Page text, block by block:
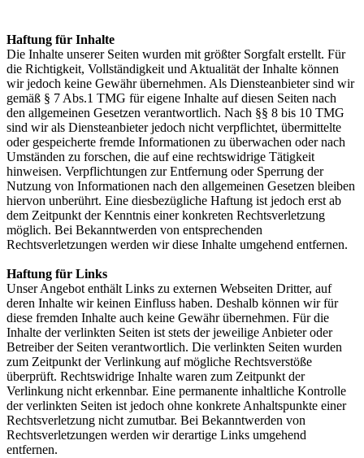
Haftung für Inhalte
Die Inhalte unserer Seiten wurden mit größter Sorgfalt erstellt. Für
die Richtigkeit, Vollständigkeit und Aktualität der Inhalte können
wir jedoch keine Gewähr übernehmen. Als Diensteanbieter sind wir
gemäß § 7 Abs.1 TMG für eigene Inhalte auf diesen Seiten nach
den allgemeinen Gesetzen verantwortlich. Nach §§ 8 bis 10 TMG
sind wir als Diensteanbieter jedoch nicht verpflichtet, übermittelte
oder gespeicherte fremde Informationen zu überwachen oder nach
Umständen zu forschen, die auf eine rechtswidrige Tätigkeit
hinweisen. Verpflichtungen zur Entfernung oder Sperrung der
Nutzung von Informationen nach den allgemeinen Gesetzen bleiben
hiervon unberührt. Eine diesbezügliche Haftung ist jedoch erst ab
dem Zeitpunkt der Kenntnis einer konkreten Rechtsverletzung
möglich. Bei Bekanntwerden von entsprechenden
Rechtsverletzungen werden wir diese Inhalte umgehend entfernen.
Haftung für Links
Unser Angebot enthält Links zu externen Webseiten Dritter, auf
deren Inhalte wir keinen Einfluss haben. Deshalb können wir für
diese fremden Inhalte auch keine Gewähr übernehmen. Für die
Inhalte der verlinkten Seiten ist stets der jeweilige Anbieter oder
Betreiber der Seiten verantwortlich. Die verlinkten Seiten wurden
zum Zeitpunkt der Verlinkung auf mögliche Rechtsverstöße
überprüft. Rechtswidrige Inhalte waren zum Zeitpunkt der
Verlinkung nicht erkennbar. Eine permanente inhaltliche Kontrolle
der verlinkten Seiten ist jedoch ohne konkrete Anhaltspunkte einer
Rechtsverletzung nicht zumutbar. Bei Bekanntwerden von
Rechtsverletzungen werden wir derartige Links umgehend
entfernen.